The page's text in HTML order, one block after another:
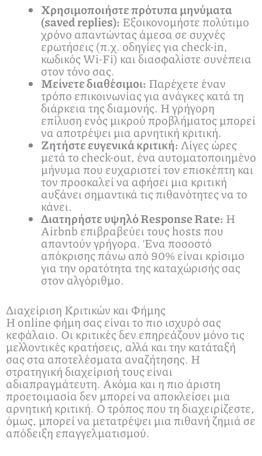
Χρησιμοποιήστε πρότυπα μηνύματα
(saved replies): Εξοικονομήστε πολύτιμο
χρόνο απαντώντας άμεσα σε συχνές
ερωτήσεις (π.χ. οδηγίες για check-in,
κωδικός Wi-Fi) και διασφαλίστε συνέπεια
στον τόνο σας.
Μείνετε διαθέσιμοι: Παρέχετε έναν
τρόπο επικοινωνίας για ανάγκες κατά τη
διάρκεια της διαμονής. Η γρήγορη
επίλυση ενός μικρού προβλήματος μπορεί
να αποτρέψει μια αρνητική κριτική.
Ζητήστε ευγενικά κριτική:Λίγες ώρες
μετά το check-out, ένα αυτοματοποιημένο
μήνυμα που ευχαριστεί τον επισκέπτη και
τον προσκαλεί να αφήσει μια κριτική
αυξάνει σημαντικά τις πιθανότητες να το
κάνει.
Διατηρήστε υψηλό Response Rate: Η
Airbnb επιβραβεύει τους hosts που
απαντούν γρήγορα. Ένα ποσοστό
απόκρισης πάνω από 90% είναι κρίσιμο
για την ορατότητα της καταχώρισής σας
στον αλγόριθμο.
Διαχείριση Κριτικών και Φήμης
Η online φήμη σας είναι το πιο ισχυρό σας
κεφάλαιο. Οι κριτικές δεν επηρεάζουν μόνο τις
μελλοντικές κρατήσεις, αλλά και την κατάταξή
σας στα αποτελέσματα αναζήτησης. Η
στρατηγική διαχείρισή τους είναι
αδιαπραγμάτευτη. Ακόμα και η πιο άριστη
προετοιμασία δεν μπορεί να αποκλείσει μια
αρνητική κριτική. Ο τρόπος που τη διαχειρίζεστε,
όμως, μπορεί να μετατρέψει μια πιθανή ζημιά σε
απόδειξη επαγγελματισμού.